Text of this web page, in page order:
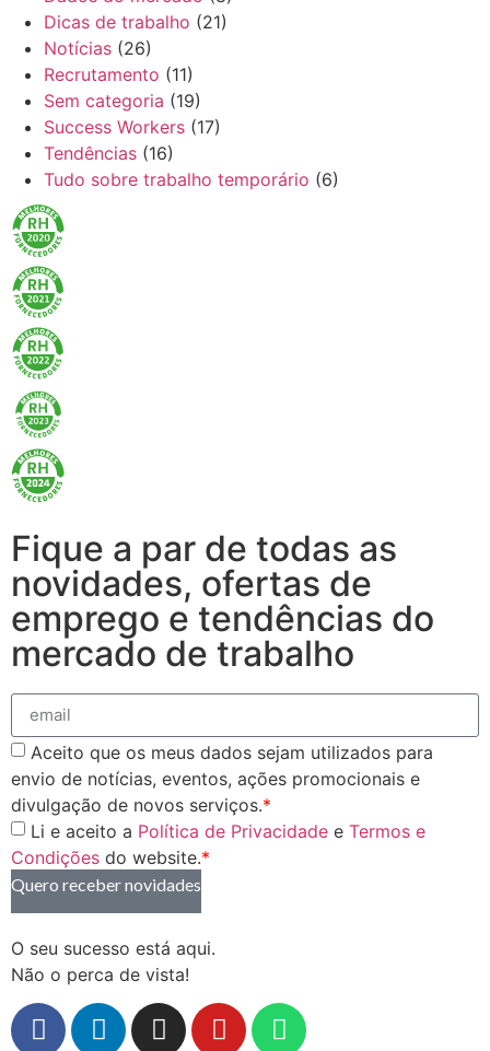
Dicas de trabalho (21)
Notícias (26)
Recrutamento (11)
Sem categoria (19)
Success Workers (17)
Tendências (16)
Tudo sobre trabalho temporário (6)
Fique a par de todas as
novidades, ofertas de
emprego e tendências do
mercado de trabalho
Aceito que os meus dados sejam utilizados para
envio de notícias, eventos, ações promocionais e
divulgação de novos serviços.*
Li e aceito a Política de Privacidade e Termos e
Condições do website.*
Quero receber novidades
O seu sucesso está aqui.
Não o perca de vista!